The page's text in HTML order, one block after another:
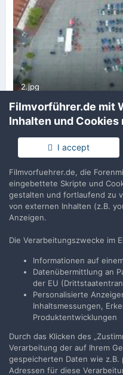
2.jpg
1.jpg
Filmvorführer.de via
Sprache
Filmvorführer.de mit
Inhalten und Cookies
I accept
Filmvorfuehrer.de, die
eingebettete Skripte und
gestalten und fortlaufend zu
von externen Inhalten (z.B.
Anzeigen.
Die Verarbeitungszwecke im
Informationen auf
Datenübermittlung an
der EU
Personalisierte
Inhaltsmessungen,
Produktentwicklungen
Durch das Klicken des
Verarbeitung der auf Ihrem
gespeicherten Daten wie
Adressen für diese